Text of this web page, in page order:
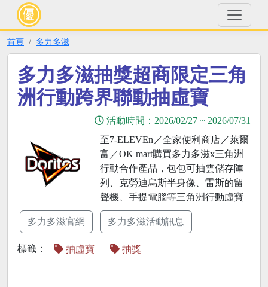
首頁 多力多滋
多力多滋抽獎超商限定三角
洲行動跨界聯動抽虛寶
活動時間： 2026/02/27 ~ 2026/07/31
至7-ELEVEn／全家便利商店／萊爾
富／OK mart購買多力多滋x三角洲
行動合作產品，包包可抽雲儲存陣
列、克勞迪烏斯半身像、雷斯的留
聲機、手提電腦等三角洲行動虛寶
多力多滋官網 多力多滋活動訊息
標籤： 抽虛寶 抽獎